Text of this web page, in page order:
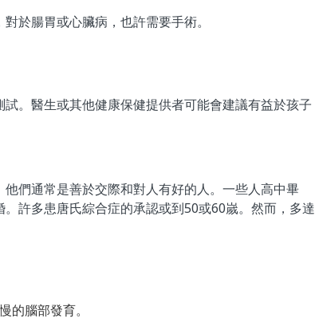
於腸胃或心臟病，也許需要手術。
。醫生或其他健康保健提供者可能會建議有益於孩子
們通常是善於交際和對人有好的人。一些人高中畢
許多患唐氏綜合症的承認或到50或60嵗。然而，多達
的腦部發育。